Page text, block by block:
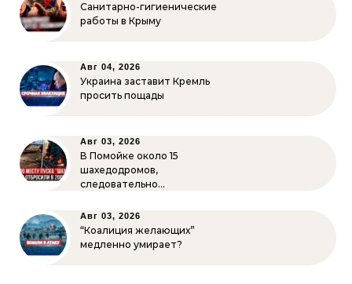
Санитарно-гигиенические
работы в Крыму
Авг 04, 2026
Украина заставит Кремль
просить пощады
Авг 03, 2026
В Помойке около 15
шахедодромов,
следовательно…
Авг 03, 2026
“Коалиция желающих”
медленно умирает?